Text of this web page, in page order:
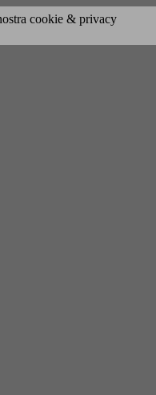
cookie & privacy